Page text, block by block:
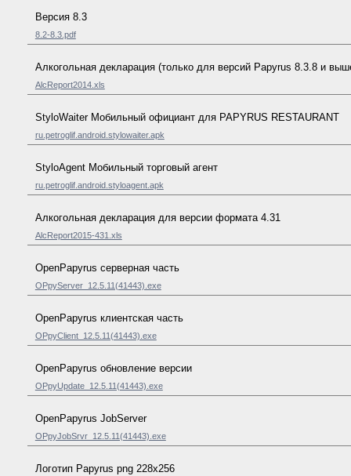
Версия 8.3
8.2-8.3.pdf
Алкогольная декларация (только для версий Papyrus 8.3.8 и
AlcReport2014.xls
StyloWaiter Мобильный официант для PAPYRUS RESTAURANT
ru.petroglif.android.stylowaiter.apk
StyloAgent Мобильный торговый агент
ru.petroglif.android.styloagent.apk
Алкогольная декларация для версии формата 4.31
AlcReport2015-431.xls
OpenPapyrus серверная часть
OPpyServer_12.5.11(41443).exe
OpenPapyrus клиентская часть
OPpyClient_12.5.11(41443).exe
OpenPapyrus обновление версии
OPpyUpdate_12.5.11(41443).exe
OpenPapyrus JobServer
OPpyJobSrvr_12.5.11(41443).exe
Логотип Papyrus png 228x256